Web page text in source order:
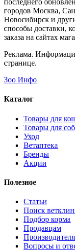
последнего
городов Москва,
Новосибирск и
способы доставки,
заказа на сайтах
Реклама.
странице.
Зоо Инфо
Каталог
Товары для
Товары для
Уход
Ветаптека
Бренды
Акции
Полезное
Статьи
Поиск
Подбор корма
Продавцам
Вопросы и